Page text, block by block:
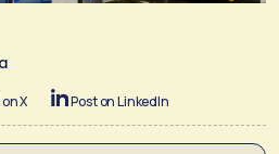
X Post on LinkedIn